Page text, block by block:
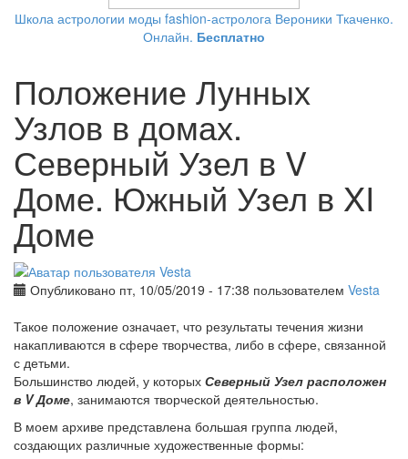
Школа астрологии моды fashion-астролога Вероники Ткаченко.
Онлайн. Бесплатно
Положение Лунных
Узлов в домах.
Северный Узел в V
Доме. Южный Узел в XI
Доме
Опубликовано пт, 10/05/2019 - 17:38 пользователем Vesta
Такое положение означает, что результаты течения жизни
накапливаются в сфере творчества, либо в сфере, связанной
с детьми.
Большинство людей, у которых Северный Узел расположен
в V Доме, занимаются творческой деятельностью.
В моем архиве представлена большая группа людей,
создающих различные художественные формы: